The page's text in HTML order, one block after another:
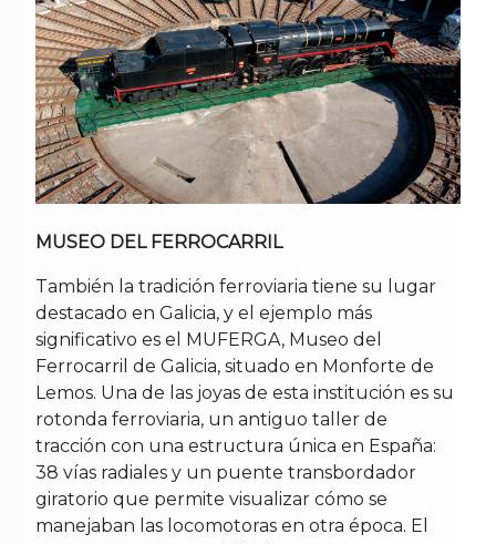
MUSEO DEL FERROCARRIL
También la tradición ferroviaria tiene su lugar
destacado en Galicia, y el ejemplo más
significativo es el MUFERGA, Museo del
Ferrocarril de Galicia, situado en Monforte de
Lemos. Una de las joyas de esta institución es su
rotonda ferroviaria, un antiguo taller de
tracción con una estructura única en España:
38 vías radiales y un puente transbordador
giratorio que permite visualizar cómo se
manejaban las locomotoras en otra época. El